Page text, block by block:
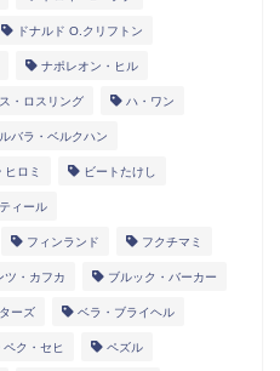
ドナルド O.クリフトン
ナポレオン・ヒル
・ロスリング ハ・ワン
バラ・ベルクハン
ヒロミ ビートたけし
ィール
フィンランド フクチマミ
ツ・カフカ ブルック・バーカー
ーズ ベラ・ブライヘル
ペク・セヒ ペズル